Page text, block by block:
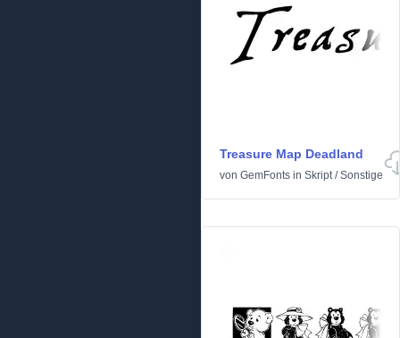
Treasure Map Deadland
von GemFonts in Skript/Sonstige